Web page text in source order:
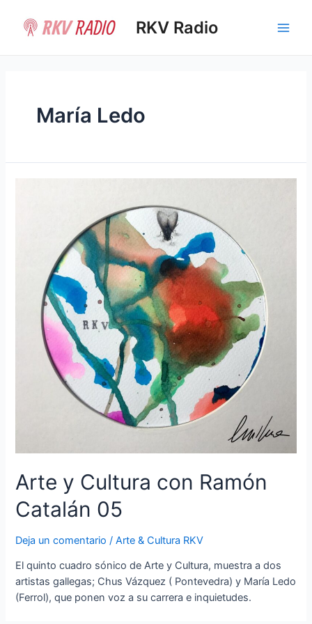
contenido
RKV Radio
María Ledo
Arte y Cultura con Ramón
Catalán 05
Deja un comentario /Arte & Cultura RKV
El quinto cuadro sónico de Arte y Cultura, muestra a dos
artistas gallegas; Chus Vázquez ( Pontevedra) y María Ledo
(Ferrol), que ponen voz a su carrera e inquietudes.